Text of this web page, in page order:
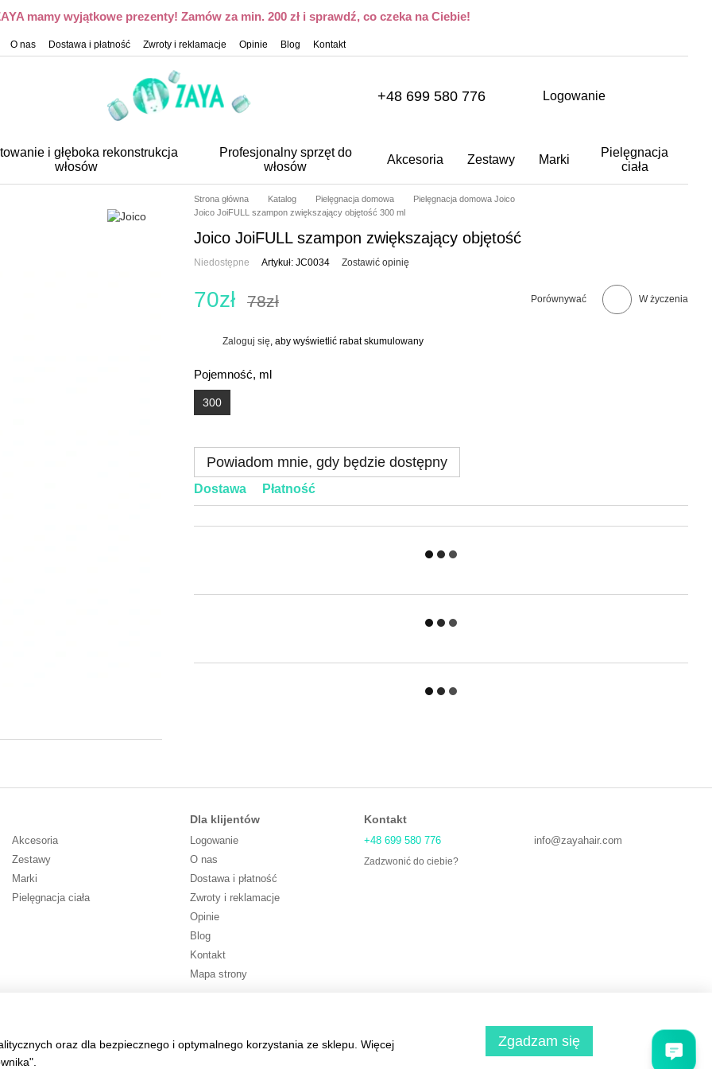
mamy wyjątkowe prezenty! Zamów za min. 200 zł i sprawdź, co czeka na Ciebie!
O nas Dostawa i płatność Zwroty i reklamacje Opinie Blog Kontakt
+48 699 580 776 Logowanie
i głęboka rekonstrukcja
włosów
Profesjonalny sprzęt do
włosów
Akcesoria Zestawy Marki
Pielęgnacja
ciała
Strona główna Katalog Pielęgnacja domowa
Pielęgnacja domowa Joico
Joico JoiFULL szampon zwiększający objętość 300 ml
Joico JoiFULL szampon zwiększający objętość
Niedostępne Artykuł: JC0034 Zostawić opinię
70zł 78zł Porównywać W życzenia
Zaloguj się , aby wyświetlić rabat skumulowany
Pojemność, ml
300
Powiadom mnie, gdy będzie dostępny
Dostawa Płatność
Akcesoria
Zestawy
Marki
Pielęgnacja ciała
Dla klijentów
Logowanie
O nas
Dostawa i płatność
Zwroty i reklamacje
Opinie
Blog
Kontakt
Mapa strony
Kontakt
+48 699 580 776
Zadzwonić do ciebie?
info@zayahair.com
oraz dla bezpiecznego i optymalnego korzystania ze sklepu. Więcej
Zgadzam się